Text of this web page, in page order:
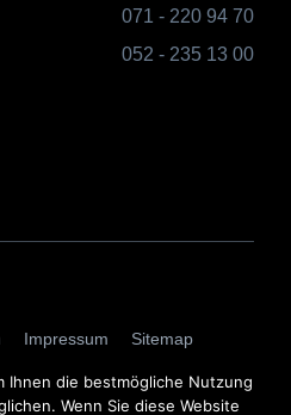
071 - 220 94 70
052 - 235 13 00
AGBs
Impressum
Sitemap
Ihnen die bestmögliche Nutzung
Wenn Sie diese Website